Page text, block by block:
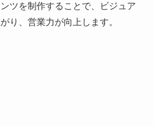
ツを制作することで、ビジュア
り、営業力が向上します。